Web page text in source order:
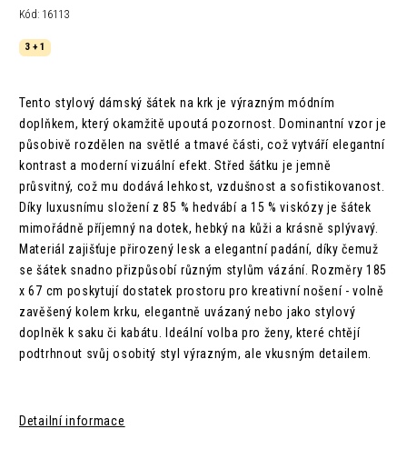
Kód: 16113
3 + 1
Tento stylový dámský šátek na krk je výrazným módním
doplňkem, který okamžitě upoutá pozornost. Dominantní vzor je
působivě rozdělen na světlé a tmavé části, což vytváří elegantní
kontrast a moderní vizuální efekt. Střed šátku je jemně
průsvitný, což mu dodává lehkost, vzdušnost a sofistikovanost.
Díky luxusnímu složení z 85 % hedvábí a 15 % viskózy je šátek
mimořádně příjemný na dotek, hebký na kůži a krásně splývavý.
Materiál zajišťuje přirozený lesk a elegantní padání, díky čemuž
se šátek snadno přizpůsobí různým stylům vázání. Rozměry 185
x 67 cm poskytují dostatek prostoru pro kreativní nošení - volně
zavěšený kolem krku, elegantně uvázaný nebo jako stylový
doplněk k saku či kabátu. Ideální volba pro ženy, které chtějí
podtrhnout svůj osobitý styl výrazným, ale vkusným detailem.
Detailní informace